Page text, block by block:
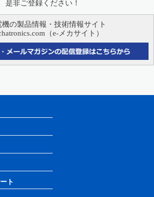
是非ご登録ください！
機の製品情報・技術情報サイト
（e-メカサイト）
ト